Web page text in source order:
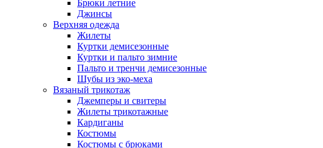
Брюки летние
Джинсы
Верхняя одежда
Жилеты
Куртки демисезонные
Куртки и пальто зимние
Пальто и тренчи демисезонные
Шубы из эко-меха
Вязаный трикотаж
Джемперы и свитеры
Жилеты трикотажные
Кардиганы
Костюмы
Костюмы с брюками